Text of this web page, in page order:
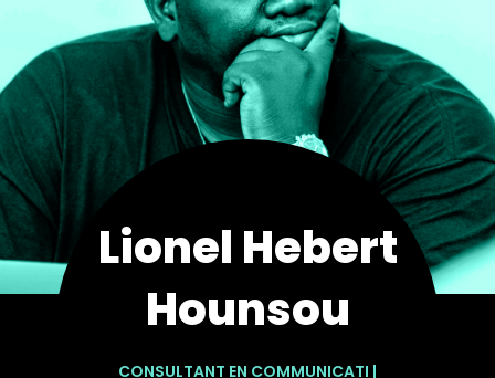
Lionel Hebert
Hounsou
CONSULTANT EN|